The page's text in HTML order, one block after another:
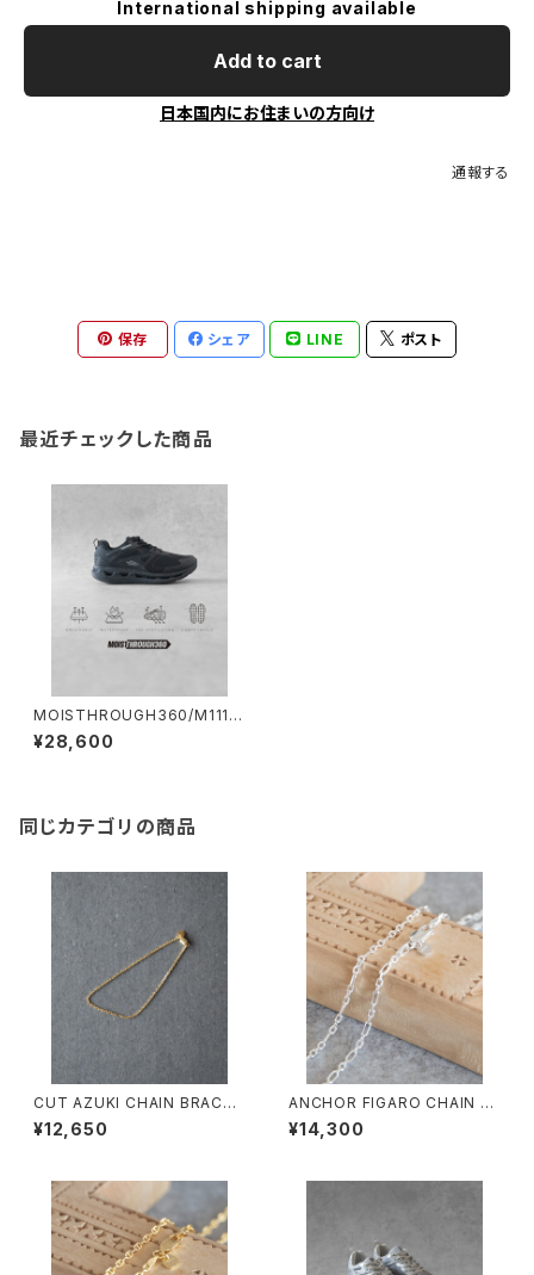
International shipping available
Add to cart
日本国内にお住まいの方向け
通報する
保存 シェア LINE ポスト
最近チェックした商品
MOISTHROUGH360/M1110
M#1/特許取得・通気防水システ
ム採用”モイスルー360''全天候
¥28,600
同じカテゴリの商品
CUT AZUKI CHAIN BRACEL
ET/4100/カットアズキ細チェー
ンブレスレット
¥12,650
ANCHOR FIGARO CHAIN N
K/4105/アンカーフィガロチェ
ーンネックレス
¥14,300